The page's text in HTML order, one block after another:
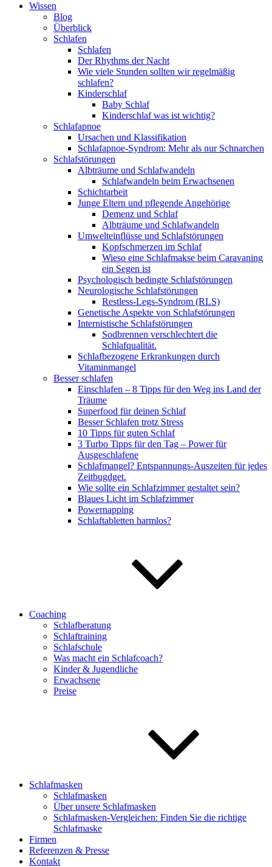
Wissen
Blog
Überblick
Schlafen
Schlafen
Der Rhythms der Nacht
Wie viele Stunden sollten wir regelmäßig
schlafen?
Kinderschlaf
Baby Schlaf
Kinderschlaf was ist wichtig?
Schlafapnoe
Ursachen und Klassifikation
Schlafapnoe-Syndrom: Mehr als nur Schnarchen
Schlafstörungen
Albträume und Schlafwandeln
Schlafwandeln beim Erwachsenen
Schichtarbeit
Junge Eltern und pflegende Angehörige
Demenz und Schlaf
Albträume und Schlafwandeln
Umwelteinflüsse und Schlafstörungen
Kopfschmerzen im Schlaf
Wieso eine Schlafmakse beim Caravaning
ein Segen ist
Psychologisch bedingte Schlafstörungen
Neurologische Schlafstörungen
Restless-Legs-Syndrom (RLS)
Genetische Aspekte von Schlafstörungen
Internistische Schlafstörungen
Sodbrennen verschlechtert die
Schlafqualität.
Schlafbezogene Erkrankungen durch
Vitaminmangel
Besser schlafen
Einschlafen – 8 Tipps für den Weg ins Land der
Träume
Superfood für deinen Schlaf
Besser Schlafen trotz Stress
10 Tipps für guten Schlaf
3 Turbo Tipps für den Tag – Power für
Ausgeschlafene
Schlafmangel? Entspannungs-Auszeiten für jedes
Zeitbugdget.
Wie sollte ein Schlafzimmer gestaltet sein?
Blaues Licht im Schlafzimmer
Powernapping
Schlaftabletten harmlos?
Coaching
Schlafberatung
Schlaftraining
Schlafschule
Was macht ein Schlafcoach?
Kinder & Jugendliche
Erwachsene
Preise
Schlafmasken
Schlafmasken
Über unsere Schlafmasken
Schlafmasken-Vergleichen: Finden Sie die richtige
Schlafmaske
Firmen
Referenzen & Presse
Kontakt